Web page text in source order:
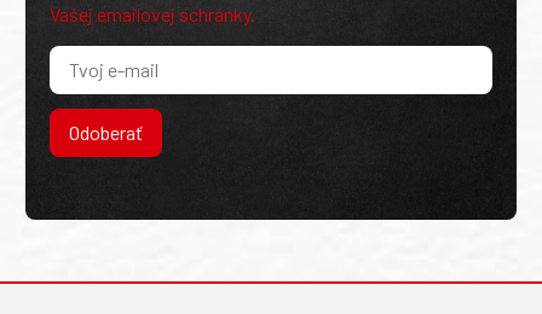
Vašej emailovej schránky.
Odoberať